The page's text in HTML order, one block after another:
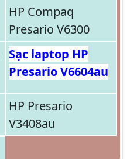
HP Compaq
Presario V6300
Sạc laptop HP
Presario V6604au
HP Presario
V3408au